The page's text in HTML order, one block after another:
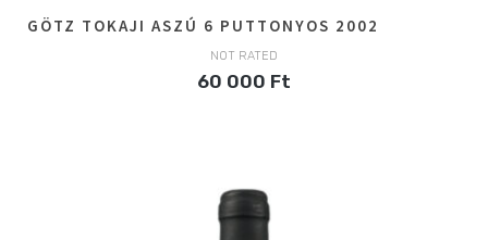
GÖTZ TOKAJI ASZÚ 6 PUTTONYOS 2002
NOT RATED
60 000 Ft